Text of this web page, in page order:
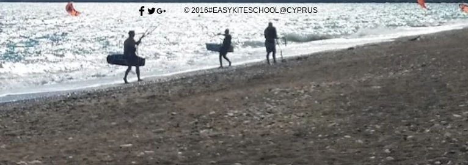
© 2016#EASYKITESCHOOL@CYPRUS